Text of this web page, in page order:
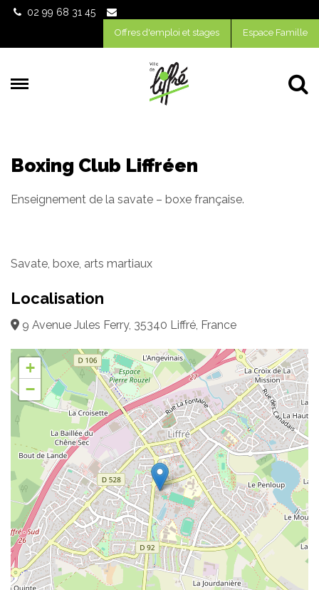
Gestion des traceurs
02 99 68 31 45
Offres d'emploi et stages Espace Famille
Boxing Club Liffréen
Enseignement de la savate – boxe française.
Savate, boxe, arts martiaux
Localisation
9 Avenue Jules Ferry, 35340 Liffré, France
+
−